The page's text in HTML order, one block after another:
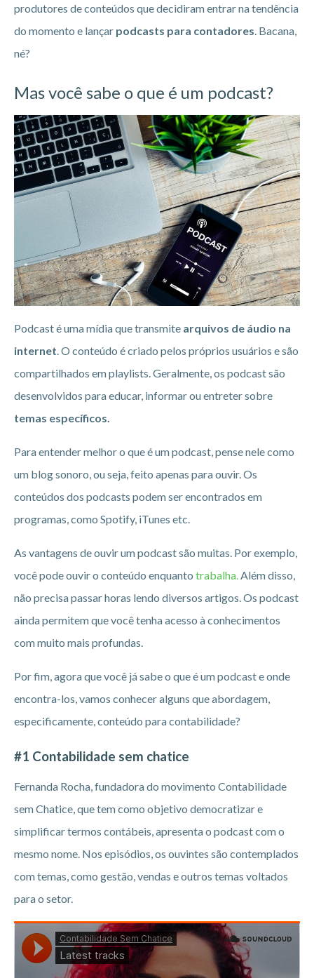
produtores de conteúdos que decidiram entrar na tendência
do momento e lançar podcasts para contadores. Bacana,
né?
Mas você sabe o que é um podcast?
Podcast é uma mídia que transmite arquivos de áudio na
internet. O conteúdo é criado pelos próprios usuários e são
compartilhados em playlists. Geralmente, os podcast são
desenvolvidos para educar, informar ou entreter sobre
temas específicos.
Para entender melhor o que é um podcast, pense nele como
um blog sonoro, ou seja, feito apenas para ouvir. Os
conteúdos dos podcasts podem ser encontrados em
programas, como Spotify, iTunes etc.
As vantagens de ouvir um podcast são muitas. Por exemplo,
você pode ouvir o conteúdo enquanto trabalha.Além disso,
não precisa passar horas lendo diversos artigos. Os podcast
ainda permitem que você tenha acesso à conhecimentos
com muito mais profundas.
Por fim, agora que você já sabe o que é um podcast e onde
encontra-los, vamos conhecer alguns que abordagem,
especificamente, conteúdo para contabilidade?
#1 Contabilidade sem chatice
Fernanda Rocha, fundadora do movimento Contabilidade
sem Chatice, que tem como objetivo democratizar e
simplificar termos contábeis, apresenta o podcast com o
mesmo nome. Nos episódios, os ouvintes são contemplados
com temas, como gestão, vendas e outros temas voltados
para o setor.